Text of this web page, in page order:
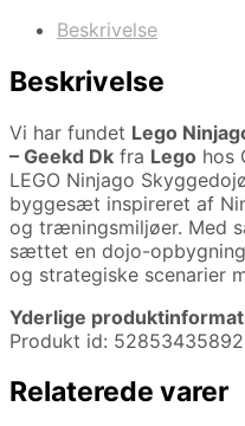
Beskrivelse
Beskrivelse
Vi har fundet Lego
– Geekd Dk fra Lego hos
LEGO Ninjago
byggesæt inspireret af
og træningsmiljøer. Med
sættet en dojo-
og strategiske scenarier
Yderlige
Produkt id:
Relaterede varer